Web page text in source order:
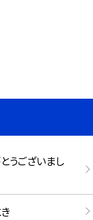
うございまし